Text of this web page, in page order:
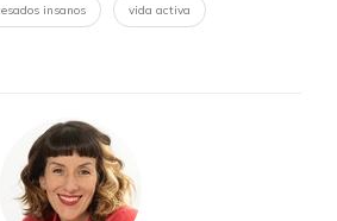
insanos vida activa